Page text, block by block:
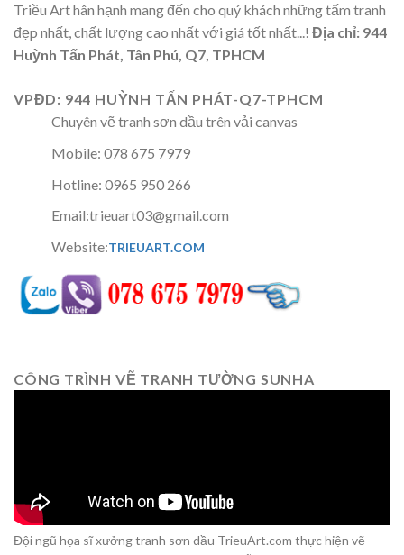
Triều Art hân hạnh mang đến cho quý khách những tấm tranh
đẹp nhất, chất lượng cao nhất với giá tốt nhất...! Địa chỉ: 944
Huỳnh Tấn Phát, Tân Phú, Q7, TPHCM
VPĐD: 944 HUỲNH TẤN PHÁT-Q7-TPHCM
Chuyên vẽ tranh sơn dầu trên vải canvas
Mobile: 078 675 7979
Hotline: 0965 950 266
Email:trieuart03@gmail.com
Website:TRIEUART.COM
CÔNG TRÌNH VẼ TRANH TƯỜNG SUNHA
Đội ngũ họa sĩ xưởng tranh sơn dầu TrieuArt.com thực hiện vẽ